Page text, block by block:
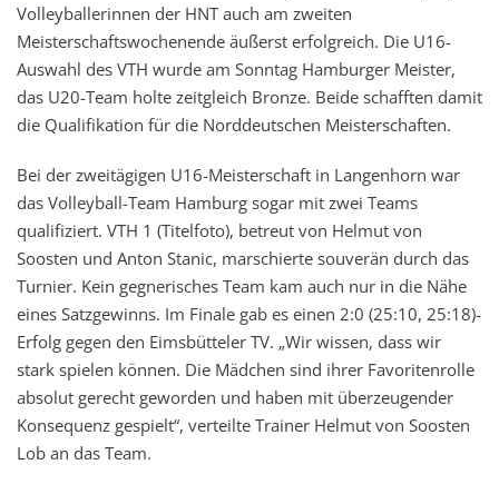
Volleyballerinnen der HNT auch am zweiten
Meisterschaftswochenende äußerst erfolgreich. Die U16-
Auswahl des VTH wurde am Sonntag Hamburger Meister,
das U20-Team holte zeitgleich Bronze. Beide schafften damit
die Qualifikation für die Norddeutschen Meisterschaften.
Bei der zweitägigen U16-Meisterschaft in Langenhorn war
das Volleyball-Team Hamburg sogar mit zwei Teams
qualifiziert. VTH 1 (Titelfoto), betreut von Helmut von
Soosten und Anton Stanic, marschierte souverän durch das
Turnier. Kein gegnerisches Team kam auch nur in die Nähe
eines Satzgewinns. Im Finale gab es einen 2:0 (25:10, 25:18)-
Erfolg gegen den Eimsbütteler TV. „Wir wissen, dass wir
stark spielen können. Die Mädchen sind ihrer Favoritenrolle
absolut gerecht geworden und haben mit überzeugender
Konsequenz gespielt“, verteilte Trainer Helmut von Soosten
Lob an das Team.